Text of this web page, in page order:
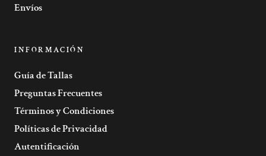
Envíos
INFORMACIÓN
Guía de Tallas
Preguntas Frecuentes
Términos y Condiciones
Políticas de Privacidad
Autentificación